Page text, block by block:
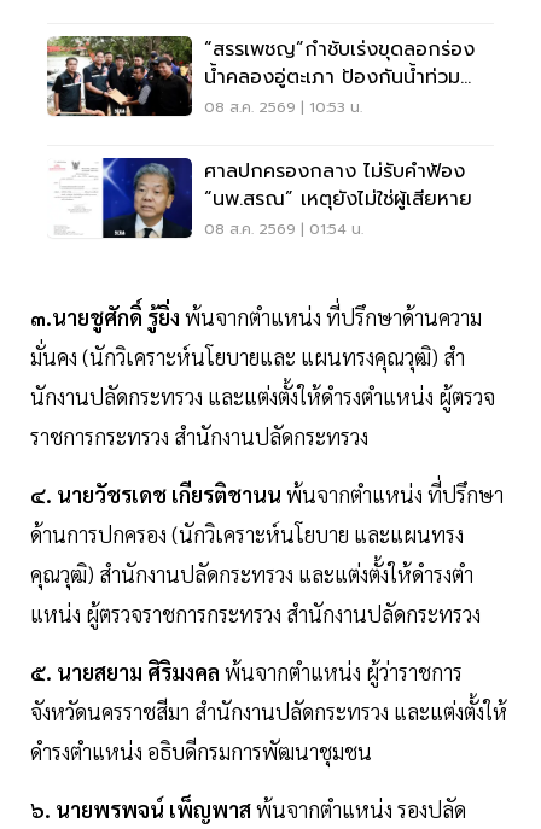
“สรรเพชญ”กำชับเร่งขุดลอกร่อง
น้ำคลองอู่ตะเภา ป้องกันน้ำท่วม
สงขลา
08 ส.ค. 2569 | 10:53 น.
ศาลปกครองกลาง ไม่รับคำฟ้อง
“นพ.สรณ” เหตุยังไม่ใช่ผู้เสียหาย
08 ส.ค. 2569 | 01:54 น.
๓.นายชูศักดิ์ รู้ยิ่ง พ้นจากตําแหน่ง ที่ปรึกษาด้านความ
มั่นคง (นักวิเคราะห์นโยบายและ แผนทรงคุณวุฒิ) สํา
นักงานปลัดกระทรวง และแต่งตั้งให้ดํารงตําแหน่ง ผู้ตรวจ
ราชการกระทรวง สํานักงานปลัดกระทรวง
๔. นายวัชรเดช เกียรติชานน พ้นจากตําแหน่ง ที่ปรึกษา
ด้านการปกครอง (นักวิเคราะห์นโยบาย และแผนทรง
คุณวุฒิ) สํานักงานปลัดกระทรวง และแต่งตั้งให้ดํารงตํา
แหน่ง ผู้ตรวจราชการกระทรวง สํานักงานปลัดกระทรวง
๕. นายสยาม ศิริมงคล พ้นจากตําแหน่ง ผู้ว่าราชการ
จังหวัดนครราชสีมา สํานักงานปลัดกระทรวง และแต่งตั้งให้
ดํารงตําแหน่ง อธิบดีกรมการพัฒนาชุมชน
๖. นายพรพจน์ เพ็ญพาสพ้นจากตําแหน่ง รองปลัด